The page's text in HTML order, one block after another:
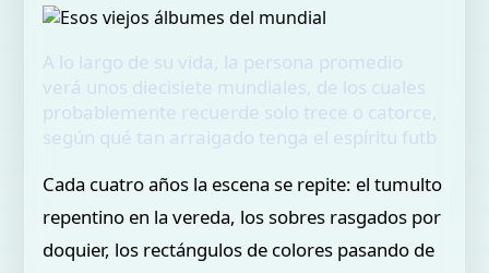
A lo largo de su vida, la persona promedio
verá unos diecisiete mundiales, de los cuales
probablemente recuerde solo trece o catorce,
según qué tan arraigado tenga el espíritu futb
Cada cuatro años la escena se repite: el tumulto
repentino en la vereda, los sobres rasgados por
doquier, los rectángulos de colores pasando de